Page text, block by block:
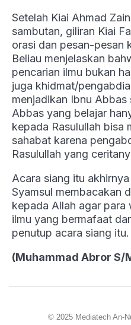
Setelah Kiai Ahmad
sambutan, giliran Kiai
orasi dan pesan-pesan
Beliau menjelaskan
pencarian ilmu bukan
juga khidmat/
menjadikan Ibnu
Abbas yang belajar
kepada Rasulullah bisa
sahabat karena
Rasulullah yang
Acara siang itu
Syamsul membacakan
kepada Allah agar
ilmu yang bermafaat
penutup acara siang itu.
(Muhammad Abror S/
© 2025 Mediatech An-